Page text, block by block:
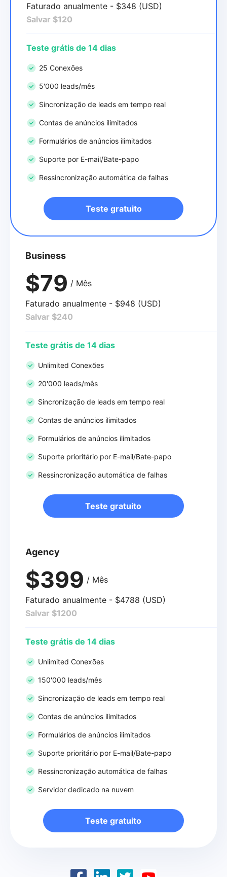
Faturado anualmente - $348 (USD)
Salvar $120
Teste grátis de 14 dias
25 Conexões
5'000 leads/mês
Sincronização de leads em tempo real
Contas de anúncios ilimitados
Formulários de anúncios ilimitados
Suporte por E-mail/Bate-papo
Ressincronização automática de falhas
Teste gratuito
Business
$79 / Mês
Faturado anualmente - $948 (USD)
Salvar $240
Teste grátis de 14 dias
Unlimited Conexões
20'000 leads/mês
Sincronização de leads em tempo real
Contas de anúncios ilimitados
Formulários de anúncios ilimitados
Suporte prioritário por E-mail/Bate-papo
Ressincronização automática de falhas
Teste gratuito
Agency
$399 / Mês
Faturado anualmente - $4788 (USD)
Salvar $1200
Teste grátis de 14 dias
Unlimited Conexões
150'000 leads/mês
Sincronização de leads em tempo real
Contas de anúncios ilimitados
Formulários de anúncios ilimitados
Suporte prioritário por E-mail/Bate-papo
Ressincronização automática de falhas
Servidor dedicado na nuvem
Teste gratuito